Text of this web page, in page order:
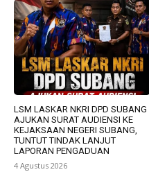
LSM LASKAR NKRI DPD SUBANG
AJUKAN SURAT AUDIENSI KE
KEJAKSAAN NEGERI SUBANG,
TUNTUT TINDAK LANJUT
LAPORAN PENGADUAN
4 Agustus 2026